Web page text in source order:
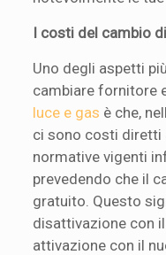
I costi del cambio
Uno degli aspetti
cambiare fornitore
luce e gas è che,
ci sono costi diretti
normative vigenti
prevedendo che il
gratuito. Questo
disattivazione con
attivazione con il